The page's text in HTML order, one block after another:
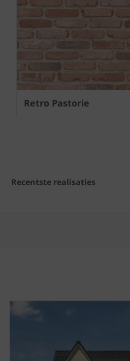
Retro Pastorie
Recentste realisaties